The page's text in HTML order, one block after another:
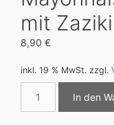
mit
8,90 €
inkl. 19 % MwSt. zzgl.
"Gyros"
In den